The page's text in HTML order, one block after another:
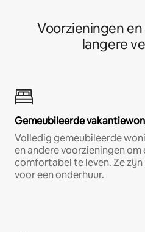
Voorzieningen
langere
Gemeubileerde
Volledig gemeubileerde
en andere voorzieningen om
comfortabel te leven. Ze
voor een onderhuur.